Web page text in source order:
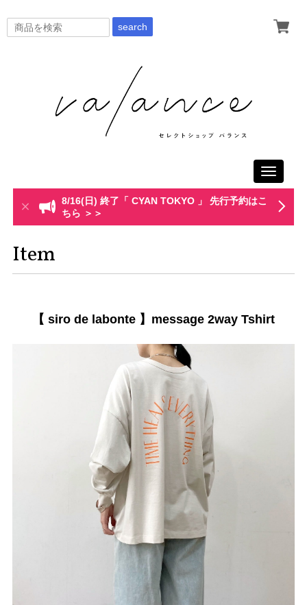
search
Toggle
8/16(日) 終了「 CYAN TOKYO 」 先行予約はこ
ちら ＞＞
Item
【 siro de labonte 】message 2way Tshirt